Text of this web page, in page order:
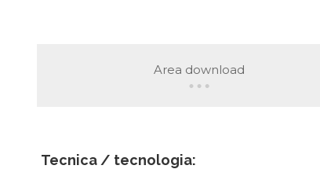
Area download
Tecnica / tecnologia: